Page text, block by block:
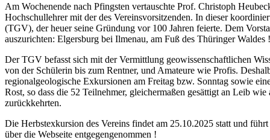
Am Wochenende nach Pfingsten vertauschte Prof. Christoph
Hochschullehrer mit der des Vereinsvorsitzenden. In dieser
(TGV), der heuer seine Gründung vor 100 Jahren feierte. Dem
auszurichten: Elgersburg bei Ilmenau, am Fuß des Thüringer Waldes !
Der TGV befasst sich mit der Vermittlung geowissenschaftlichen
von der Schülerin bis zum Rentner, und Amateure wie Profis.
regionalgeologische Exkursionen am Freitag bzw. Sonntag sowie
Rost, so dass die 52 Teilnehmer, gleichermaßen gesättigt an Leib
zurückkehrten.
Die Herbstexkursion des Vereins findet am 25.10.2025 statt und
über die Webseite entgegengenommen !